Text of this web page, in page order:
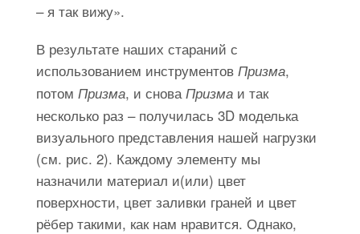
– я так вижу».
В результате наших стараний с
использованием инструментов Призма,
потом Призма, и сноваПризма и так
несколько раз – получилась 3D моделька
визуального представления нашей нагрузки
(см. рис. 2). Каждому элементу мы
назначили материал и(или) цвет
поверхности, цвет заливки граней и цвет
рёбер такими, как нам нравится. Однако,